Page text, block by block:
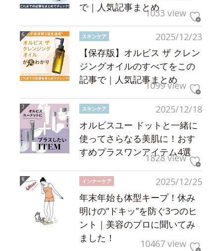
で｜人気記事まとめ1033 view
2025/12/23
スキンケア
【保存版】オルビス ザ クレン
ジングオイルのすべてをこの
記事で｜人気記事まとめ
1099 view
2025/12/18
スキンケア
オルビスユー ドットと一緒に
使ってさらなる美肌に！おす
すめプラスワンアイテム4選
1828 view
2025/12/25
インナーケア
年末年始も体型キープ！休み
明けの“ドキッ”を防ぐ3つのヒ
ント｜美容のプロに聞いてみ
ました！
10467 view